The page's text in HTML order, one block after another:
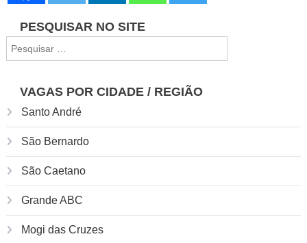
PESQUISAR NO SITE
por:
VAGAS POR CIDADE / REGIÃO
Santo André
São Bernardo
São Caetano
Grande ABC
Mogi das Cruzes